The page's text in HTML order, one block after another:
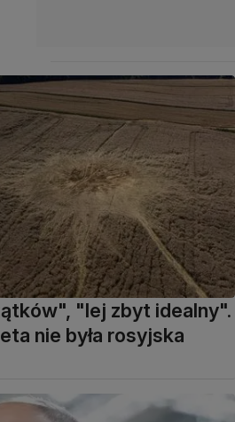
"lej zbyt idealny".
nie była rosyjska